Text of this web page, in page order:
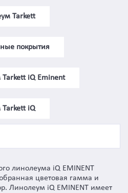
Tarkett
покрытия
iQ Eminent
iQ
линолеума iQ EMINENT
цветовая гамма и
Линолеум iQ EMINENT имеет